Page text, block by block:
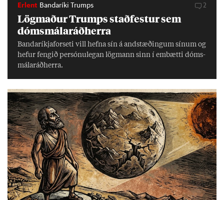
Erlent Bandaríki Trumps 2
Lög­mað­ur Trumps stað­fest­ur sem
dóms­mála­ráð­herra
Banda­ríkja­for­seti vill hefna sín á and­stæð­ing­um sín­um og
hef­ur feng­ið per­sónu­leg­an lög­mann sinn í embætti dóms­
mála­ráð­herra.